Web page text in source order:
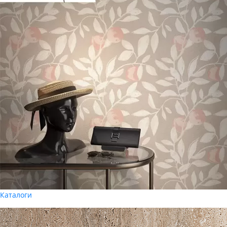
Каталоги